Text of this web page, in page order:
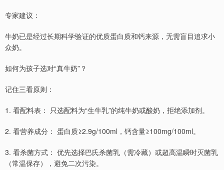
专家建议：
牛奶已是经过长期科学验证的优质蛋白质和钙来源，无需盲目追求小
众奶。
如何为孩子选对“真牛奶”？
记住三看原则：
1. 看配料表： 只选配料为“生牛乳”的纯牛奶或酸奶，拒绝添加剂。
2. 看营养成分： 蛋白质≥2.9g/100ml，钙含量≥100mg/100ml。
3. 看杀菌方式： 优先选择巴氏杀菌乳（需冷藏）或超高温瞬时灭菌乳
（常温保存），避免二次污染。